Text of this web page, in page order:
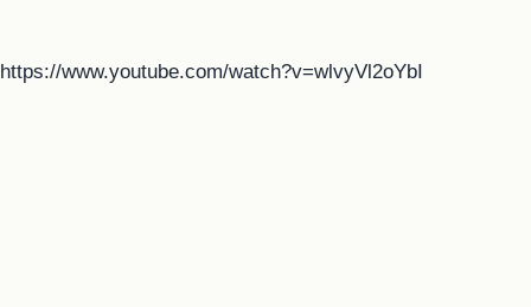
https://www.youtube.com/watch?v=wlvyVl2oYbI